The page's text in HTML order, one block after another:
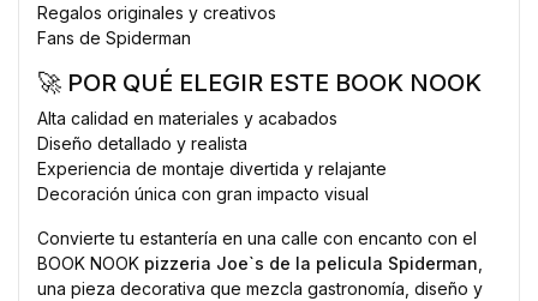
Regalos originales y creativos
Fans de Spiderman
🚀 POR QUÉ ELEGIR ESTE BOOK NOOK
Alta calidad en materiales y acabados
Diseño detallado y realista
Experiencia de montaje divertida y relajante
Decoración única con gran impacto visual
Convierte tu estantería en una calle con encanto con el
BOOK NOOK pizzeria Joe`s de la pelicula Spiderman
una pieza decorativa que mezcla gastronomía, diseño y